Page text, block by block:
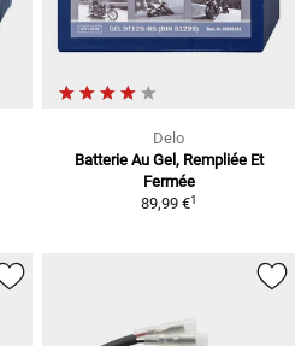
Delo
Batterie Au Gel, Rempliée Et
Fermée
89,99 €1